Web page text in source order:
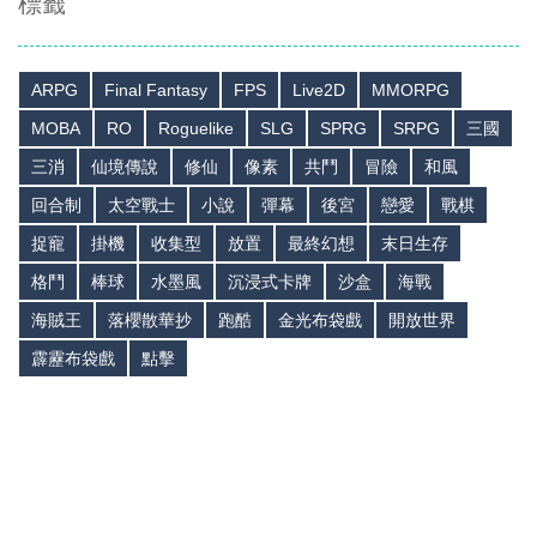
ARPG Final Fantasy FPS Live2D
MMORPG
MOBA
RO Roguelike SLG SPRG SRPG
三國
三消
仙境傳說 修仙 像素 共鬥 冒險
和風
回合制
太空戰士 小說 彈幕 後宮 戀愛
戰棋
捉寵
掛機 收集型 放置 最終幻想
末日生存
格鬥
棒球 水墨風 沉浸式卡牌 沙盒
海戰
海賊王
落櫻散華抄 跑酷 金光布袋戲
開放世界
霹靂布袋戲
點擊